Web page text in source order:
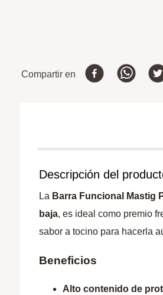
Compartir en
Descripción del
La Barra Funcional Mastig
baja, es ideal como premio
sabor a tocino para hacerla
Beneficios
Alto contenido de